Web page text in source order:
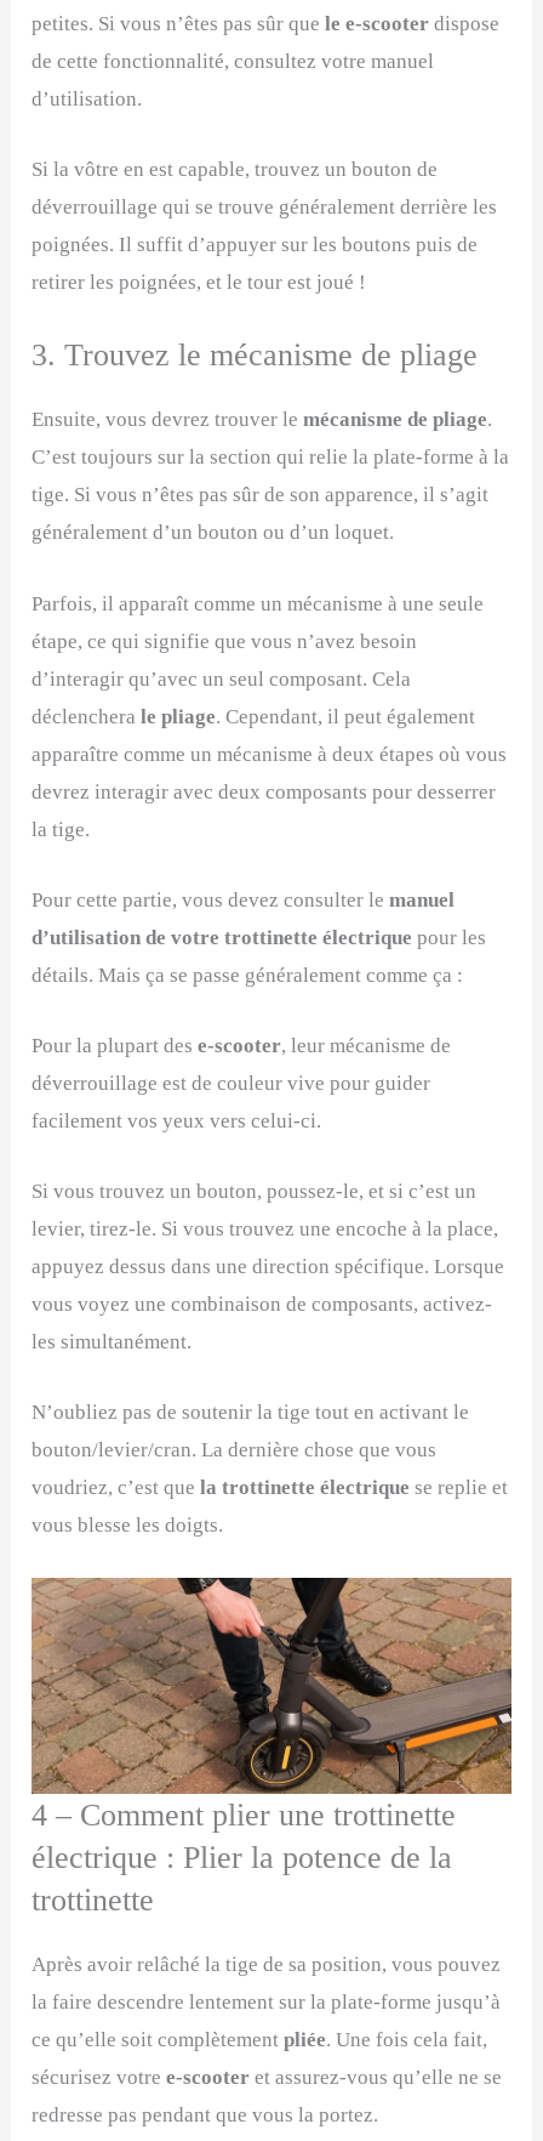
petites. Si vous n’êtes pas sûr quele e-scooter dispose
de cette fonctionnalité, consultez votre manuel
d’utilisation.
Si la vôtre en est capable, trouvez un bouton de
déverrouillage qui se trouve généralement derrière les
poignées. Il suffit d’appuyer sur les boutons puis de
retirer les poignées, et le tour est joué !
3. Trouvez le mécanisme de pliage
Ensuite, vous devrez trouver lemécanisme de pliage.
C’est toujours sur la section qui relie la plate-forme à la
tige. Si vous n’êtes pas sûr de son apparence, il s’agit
généralement d’un bouton ou d’un loquet.
Parfois, il apparaît comme un mécanisme à une seule
étape, ce qui signifie que vous n’avez besoin
d’interagir qu’avec un seul composant. Cela
déclencherale pliage. Cependant, il peut également
apparaître comme un mécanisme à deux étapes où vous
devrez interagir avec deux composants pour desserrer
la tige.
Pour cette partie, vous devez consulter lemanuel
d’utilisation de votre trottinette électrique pour les
détails. Mais ça se passe généralement comme ça :
Pour la plupart des e-scooter, leur mécanisme de
déverrouillage est de couleur vive pour guider
facilement vos yeux vers celui-ci.
Si vous trouvez un bouton, poussez-le, et si c’est un
levier, tirez-le. Si vous trouvez une encoche à la place,
appuyez dessus dans une direction spécifique. Lorsque
vous voyez une combinaison de composants, activez-
les simultanément.
N’oubliez pas de soutenir la tige tout en activant le
bouton/levier/cran. La dernière chose que vous
voudriez, c’est quela trottinette électrique se replie et
vous blesse les doigts.
4 – Comment plier une trottinette
électrique : Plier la potence de la
trottinette
Après avoir relâché la tige de sa position, vous pouvez
la faire descendre lentement sur la plate-forme jusqu’à
ce qu’elle soit complètementpliée. Une fois cela fait,
sécurisez votree-scooter et assurez-vous qu’elle ne se
redresse pas pendant que vous la portez.